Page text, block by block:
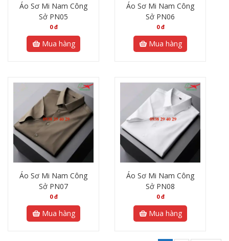
Áo Sơ Mi Nam Công
Sở PN05
0đ
Mua hàng
Áo Sơ Mi Nam Công
Sở PN06
0đ
Mua hàng
Áo Sơ Mi Nam Công
Sở PN07
0đ
Mua hàng
Áo Sơ Mi Nam Công
Sở PN08
0đ
Mua hàng